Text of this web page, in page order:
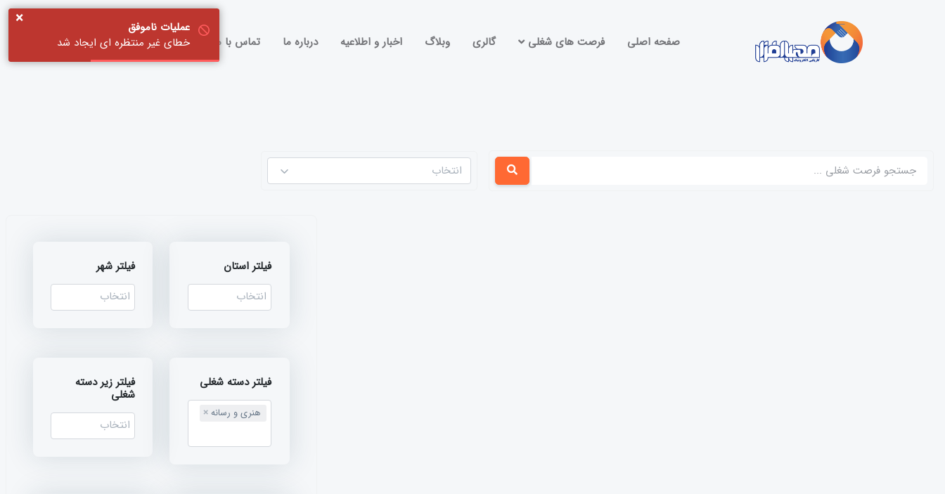
صفحه اصلی فرصت های شغلی گالری وبلاگ اخبار و اطلاعیه درباره ما تماس با ما ورود / ثبت نام
انتخاب
فیلتر استان فیلتر شهر
فیلتر دسته شغلی
× هنری و رسانه
فیلتر زیر دسته
شغلی
×
عملیات ناموفق
خطای غیر منتظره ای ایجاد شد